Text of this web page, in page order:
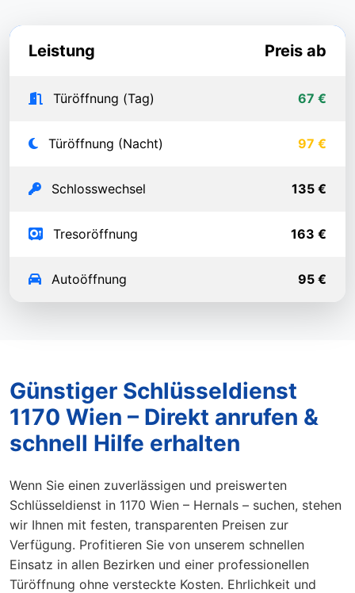
Leistung Preis ab
Türöffnung (Tag) 67 €
Türöffnung (Nacht) 97 €
Schlosswechsel 135 €
Tresoröffnung 163 €
Autoöffnung 95 €
Günstiger Schlüsseldienst
1170 Wien – Direkt anrufen &
schnell Hilfe erhalten
Wenn Sie einen zuverlässigen und preiswerten
Schlüsseldienst in 1170 Wien – Hernals – suchen, stehen
wir Ihnen mit festen, transparenten Preisen zur
Verfügung. Profitieren Sie von unserem schnellen
Einsatz in allen Bezirken und einer professionellen
Türöffnung ohne versteckte Kosten. Ehrlichkeit und